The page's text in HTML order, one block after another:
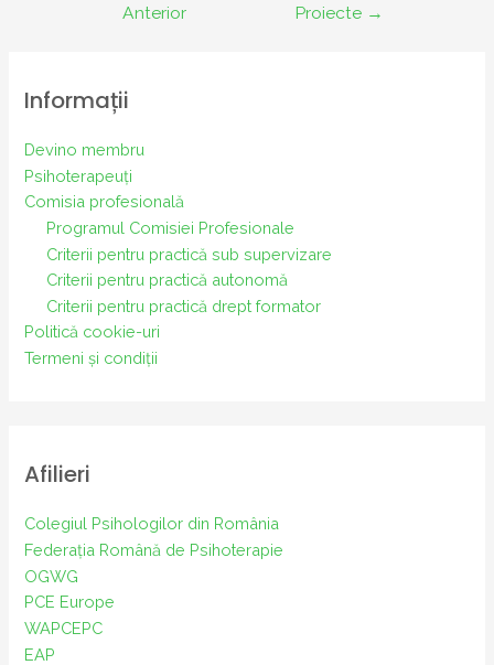
Anterior
Proiecte →
Informații
Devino membru
Psihoterapeuți
Comisia profesională
Programul Comisiei Profesionale
Criterii pentru practică sub supervizare
Criterii pentru practică autonomă
Criterii pentru practică drept formator
Politică cookie-uri
Termeni și condiții
Afilieri
Colegiul Psihologilor din România
Federația Română de Psihoterapie
OGWG
PCE Europe
WAPCEPC
EAP